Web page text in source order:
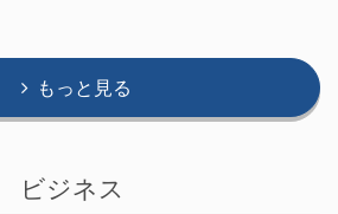
もっと見る
ビジネス